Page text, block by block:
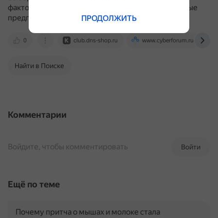
факторов, включая размер руки, тип задач и личные
предпочтения.
0 club.dns-shop.ru www.cyberforum.ru
Найти в Поиске
Комментарии
Войти
Войдите, чтобы комментировать
Ещё по теме
Почему притча о мышах и молоке стала
ПРОДОЛЖИТЬ